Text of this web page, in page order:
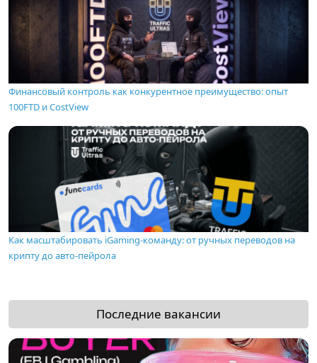
Финансовый контроль как конкурентное преимущество: опыт
100FTD и CostView
Как масштабировать iGaming-команду: от ручных переводов на
крипту до авто-пейрола
Последние вакансии